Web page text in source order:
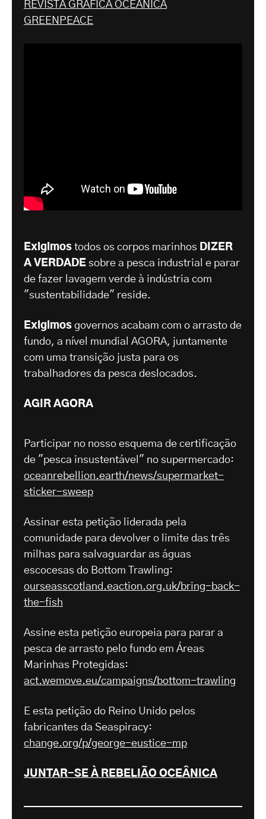
REVISTA GRÁFICA OCEÂNICA
GREENPEACE
Exigimos todos os corpos marinhos DIZER
A VERDADE sobre a pesca industrial e parar
de fazer lavagem verde à indústria com
"sustentabilidade" reside.
Exigimos governos acabam com o arrasto de
fundo, a nível mundial AGORA, juntamente
com uma transição justa para os
trabalhadores da pesca deslocados.
AGIR AGORA
Participar no nosso esquema de certificação
de "pesca insustentável" no supermercado:
oceanrebellion.earth/news/supermarket-
sticker-sweep
Assinar esta petição liderada pela
comunidade para devolver o limite das três
milhas para salvaguardar as águas
escocesas do Bottom Trawling:
ourseasscotland.eaction.org.uk/bring-back-
the-fish
Assine esta petição europeia para parar a
pesca de arrasto pelo fundo em Áreas
Marinhas Protegidas:
act.wemove.eu/campaigns/bottom-trawling
E esta petição do Reino Unido pelos
fabricantes da Seaspiracy:
change.org/p/george-eustice-mp
JUNTAR-SE À REBELIÃO OCEÂNICA